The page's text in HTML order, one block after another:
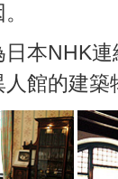
日本NHK
館的建築